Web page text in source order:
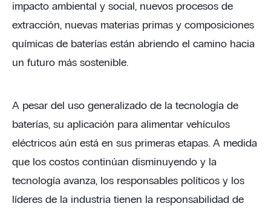
impacto ambiental y social, nuevos procesos de
extracción, nuevas materias primas y composiciones
químicas de baterías están abriendo el camino hacia
un futuro más sostenible.
A pesar del uso generalizado de la tecnología de
baterías, su aplicación para alimentar vehículos
eléctricos aún está en sus primeras etapas. A medida
que los costos continúan disminuyendo y la
tecnología avanza, los responsables políticos y los
líderes de la industria tienen la responsabilidad de